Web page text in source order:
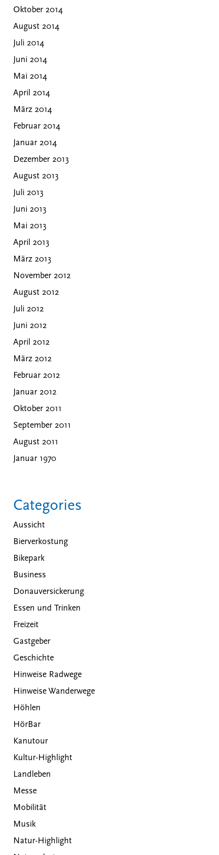
Oktober 2014
August 2014
Juli 2014
Juni 2014
Mai 2014
April 2014
März 2014
Februar 2014
Januar 2014
Dezember 2013
August 2013
Juli 2013
Juni 2013
Mai 2013
April 2013
März 2013
November 2012
August 2012
Juli 2012
Juni 2012
April 2012
März 2012
Februar 2012
Januar 2012
Oktober 2011
September 2011
August 2011
Januar 1970
Categories
Aussicht
Bierverkostung
Bikepark
Business
Donauversickerung
Essen und Trinken
Freizeit
Gastgeber
Geschichte
Hinweise Radwege
Hinweise Wanderwege
Höhlen
HörBar
Kanutour
Kultur-Highlight
Landleben
Messe
Mobilität
Musik
Natur-Highlight